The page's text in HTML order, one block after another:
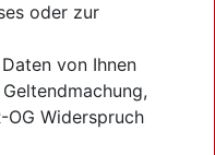
oder zur
von Ihnen
OG Widerspruch